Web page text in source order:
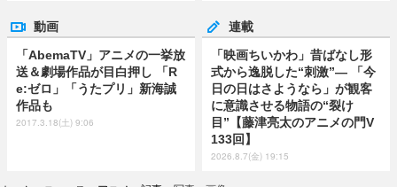
動画
「AbemaTV」アニメの一挙放
送＆劇場作品が目白押し 「R
e:ゼロ」「うたプリ」新海誠
作品も
2017.3.18(土) 9:06
連載
「映画ちいかわ」昔ばなし形
式から逸脱した“刺激”― 「今
日の日はさようなら」が観客
に意識させる物語の“裂け
目”【藤津亮太のアニメの門V
133回】
2026.8.7(金) 19:15